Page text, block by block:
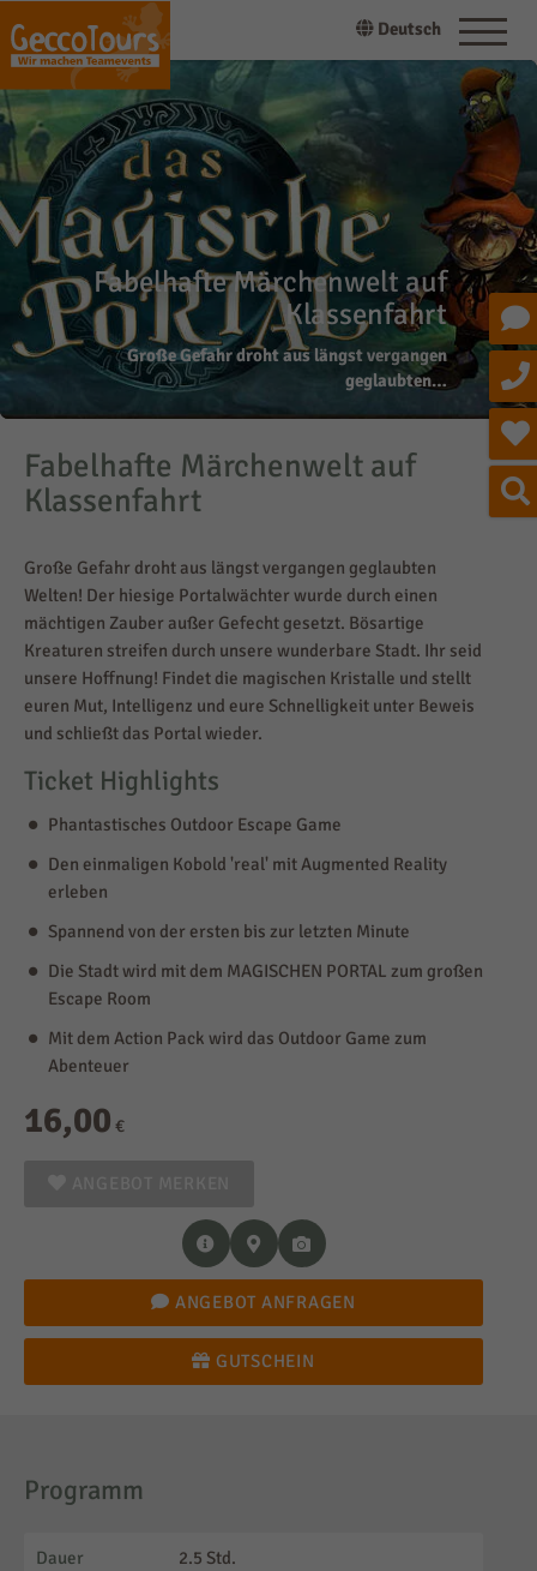
Deutsch
Fabelhafte Märchenwelt auf
Klassenfahrt
Große Gefahr droht aus längst vergangen
geglaubten…
Fabelhafte Märchenwelt auf
Klassenfahrt
Große Gefahr droht aus längst vergangen geglaubten
Welten! Der hiesige Portalwächter wurde durch einen
mächtigen Zauber außer Gefecht gesetzt. Bösartige
Kreaturen streifen durch unsere wunderbare Stadt. Ihr seid
unsere Hoffnung! Findet die magischen Kristalle und stellt
euren Mut, Intelligenz und eure Schnelligkeit unter Beweis
und schließt das Portal wieder.
Ticket Highlights
Phantastisches Outdoor Escape Game
Den einmaligen Kobold 'real' mit Augmented Reality
erleben
Spannend von der ersten bis zur letzten Minute
Die Stadt wird mit dem MAGISCHEN PORTAL zum großen
Escape Room
Mit dem Action Pack wird das Outdoor Game zum
Abenteuer
16,00 €
ANGEBOT ANFRAGEN
Programm